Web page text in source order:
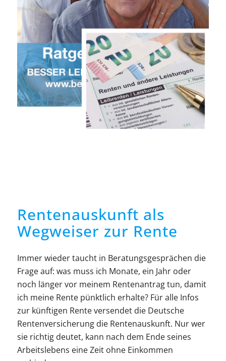
Rentenauskunft als
Wegweiser zur Rente
Immer wieder taucht in Beratungsgesprächen die
Frage auf: was muss ich Monate, ein Jahr oder
noch länger vor meinem Rentenantrag tun, damit
ich meine Rente pünktlich erhalte? Für alle Infos
zur künftigen Rente versendet die Deutsche
Rentenversicherung die Rentenauskunft. Nur wer
sie richtig deutet, kann nach dem Ende seines
Arbeitslebens eine Zeit ohne Einkommen